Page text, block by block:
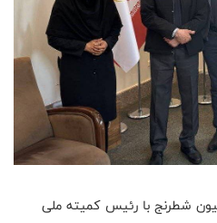
شطرنج با رئیس کمیته ملی